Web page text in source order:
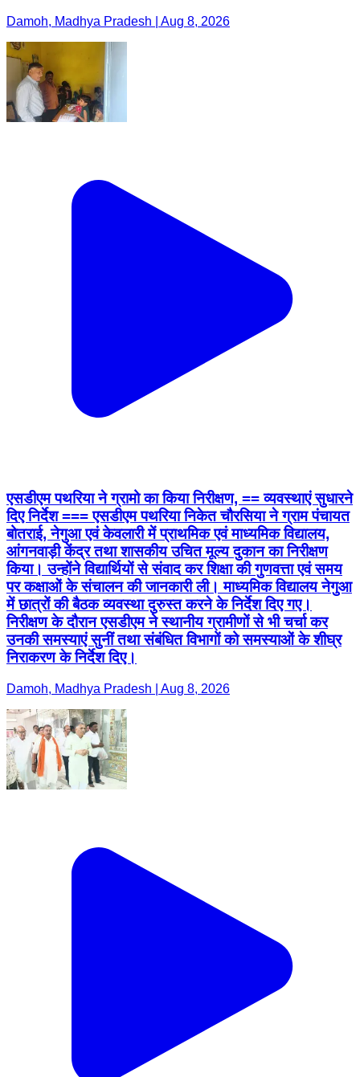
Damoh, Madhya Pradesh | Aug 8, 2026
एसडीएम पथरिया ने ग्रामो का किया निरीक्षण, == व्यवस्थाएं सुधारने
दिए निर्देश === एसडीएम पथरिया निकेत चौरसिया ने ग्राम पंचायत
बोतराई, नेगुआ एवं केवलारी में प्राथमिक एवं माध्यमिक विद्यालय,
आंगनवाड़ी केंद्र तथा शासकीय उचित मूल्य दुकान का निरीक्षण
किया। उन्होंने विद्यार्थियों से संवाद कर शिक्षा की गुणवत्ता एवं समय
पर कक्षाओं के संचालन की जानकारी ली। माध्यमिक विद्यालय नेगुआ
में छात्रों की बैठक व्यवस्था दुरुस्त करने के निर्देश दिए गए।
निरीक्षण के दौरान एसडीएम ने स्थानीय ग्रामीणों से भी चर्चा कर
उनकी समस्याएं सुनीं तथा संबंधित विभागों को समस्याओं के शीघ्र
निराकरण के निर्देश दिए।
Damoh, Madhya Pradesh | Aug 8, 2026